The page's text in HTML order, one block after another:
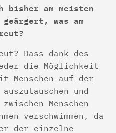
bisher am meisten
was am
Dass dank des
die Möglichkeit
Menschen auf der
und
Menschen
verschwimmen, da
der einzelne